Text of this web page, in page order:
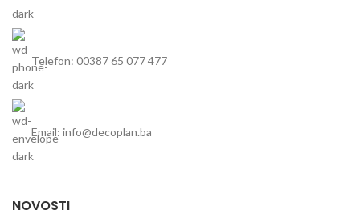
Telefon: 00387 65 077 477
Email: info@decoplan.ba
NOVOSTI